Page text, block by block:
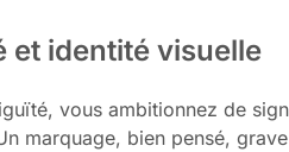
et identité visuelle
vous ambitionnez de
marquage, bien pensé,